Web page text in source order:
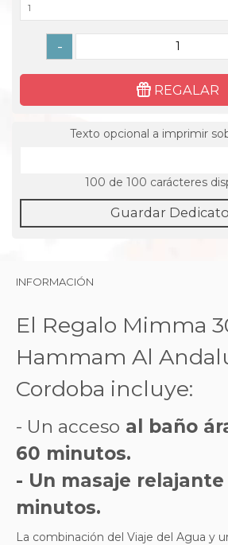
1
-
REGALAR
Texto opcional a imprimir
100 de 100 carácteres
Guardar
INFORMACIÓN
El Regalo Mimma
Hammam Al
Cordoba incluye:
- Un acceso al baño
60 minutos.
- Un masaje relajante
minutos.
La combinación del Viaje del Agua y